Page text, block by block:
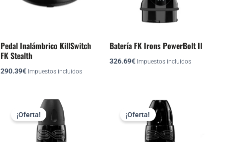
Pedal Inalámbrico KillSwitch
FK Stealth
290.39€ Impuestos incluidos
Batería FK Irons PowerBolt II
326.69€ Impuestos incluidos
¡Oferta!
precio
original
era:
958.32€.
El
precio
actual
es:
362.99€.
¡Oferta!
precio
original
era:
958.32€.
El
precio
actual
es:
362.99€.